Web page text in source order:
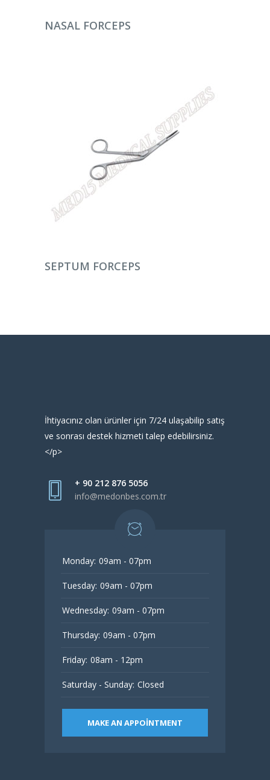
DEVAMINI OKU
NASAL FORCEPS
DEVAMINI OKU
SEPTUM FORCEPS
İhtiyacınız olan ürünler için 7/24 ulaşabilip satış
ve sonrası destek hizmeti talep edebilirsiniz.
</p>
+ 90 212 876 5056
info@medonbes.com.tr
Monday: 09am - 07pm
Tuesday: 09am - 07pm
Wednesday: 09am - 07pm
Thursday: 09am - 07pm
Friday: 08am - 12pm
Saturday - Sunday: Closed
MAKE AN APPOINTMENT